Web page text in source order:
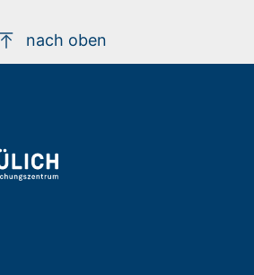
nach oben